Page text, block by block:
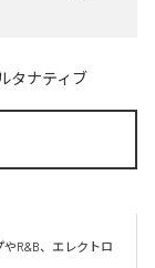
タナティブ
R&B、エレクトロ